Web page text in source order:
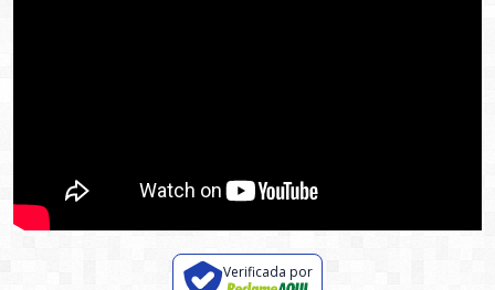
Verificada por